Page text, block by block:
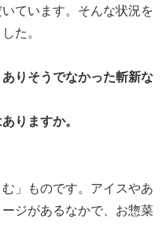
ています。そんな状況を
た。
りそうでなかった斬新な
りますか。
」ものです。アイスやあ
ジがあるなかで、お惣菜